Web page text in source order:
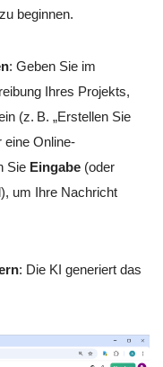
beginnen.
: Geben Sie im
Ihres Projekts,
(z. B. „Erstellen Sie
eine Online-
Sie Eingabe (oder
um Ihre Nachricht
: Die KI generiert das